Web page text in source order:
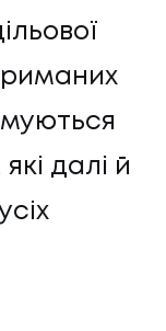
далі й